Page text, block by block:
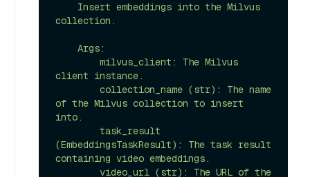
collection.
client instance.
of the Milvus collection to insert
into.
(EmbeddingsTaskResult): The task result
containing video embeddings.